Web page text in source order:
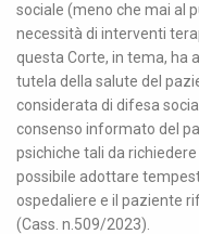
sociale (meno che mai al
necessità di interventi
questa Corte, in tema, ha
tutela della salute del
considerata di difesa
consenso informato del
psichiche tali da
possibile adottare
ospedaliere e il paziente
(Cass. n.509/2023).